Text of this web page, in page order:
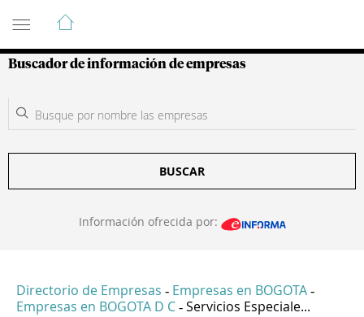
Guía de Empresas Colombianas
Buscador de información de empresas
BUSCAR
Información ofrecida por:
Directorio de Empresas - Empresas en BOGOTA -
Empresas en BOGOTA D C - Servicios Especiale...